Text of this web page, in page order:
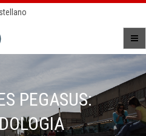
PEGASUS: